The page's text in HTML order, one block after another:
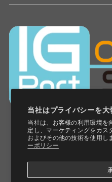
当社はプライバシーを
当社は、お客様の利用環境を
定し、マーケティングをカス
およびその他の技術を使用し
ーポリシー